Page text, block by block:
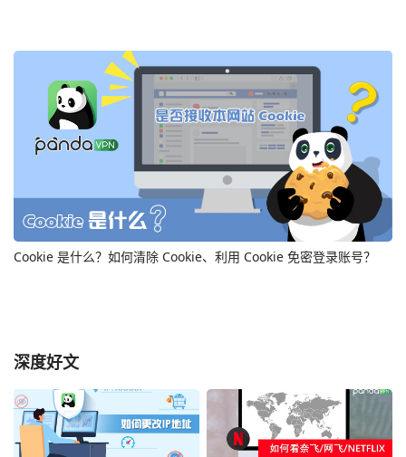
Cookie 是什么？如何清除 Cookie、利用 Cookie 免密登录账号？
深度好文